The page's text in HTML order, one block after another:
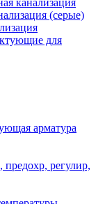
канализация
(серые)
для
арматура
регулир,